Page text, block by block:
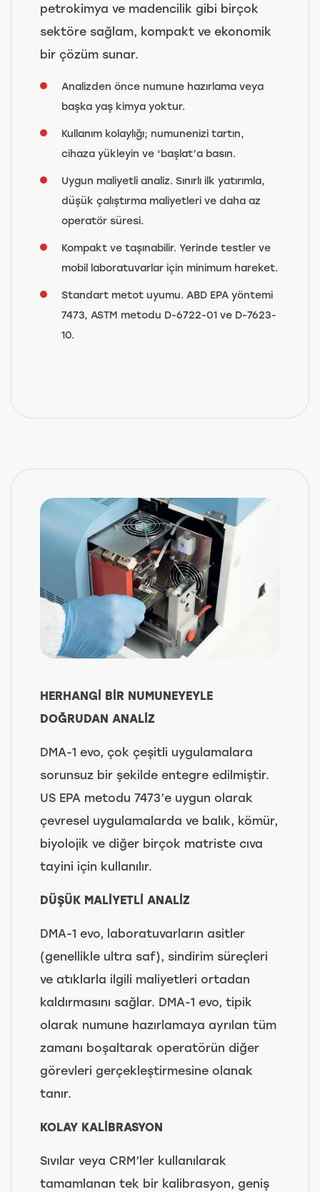
petrokimya ve madencilik gibi birçok
sektöre sağlam, kompakt ve ekonomik
bir çözüm sunar.
Analizden önce numune hazırlama veya
başka yaş kimya yoktur.
Kullanım kolaylığı; numunenizi tartın,
cihaza yükleyin ve ‘başlat’a basın.
Uygun maliyetli analiz. Sınırlı ilk yatırımla,
düşük çalıştırma maliyetleri ve daha az
operatör süresi.
Kompakt ve taşınabilir. Yerinde testler ve
mobil laboratuvarlar için minimum hareket.
Standart metot uyumu. ABD EPA yöntemi
7473, ASTM metodu D-6722-01 ve D-7623-
10.
HERHANGİ BİR NUMUNEYEYLE
DOĞRUDAN ANALİZ
DMA-1 evo, çok çeşitli uygulamalara
sorunsuz bir şekilde entegre edilmiştir.
US EPA metodu 7473’e uygun olarak
çevresel uygulamalarda ve balık, kömür,
biyolojik ve diğer birçok matriste cıva
tayini için kullanılır.
DÜŞÜK MALİYETLİ ANALİZ
DMA-1 evo, laboratuvarların asitler
(genellikle ultra saf), sindirim süreçleri
ve atıklarla ilgili maliyetleri ortadan
kaldırmasını sağlar. DMA-1 evo, tipik
olarak numune hazırlamaya ayrılan tüm
zamanı boşaltarak operatörün diğer
görevleri gerçekleştirmesine olanak
tanır.
KOLAY KALİBRASYON
Sıvılar veya CRM’ler kullanılarak
tamamlanan tek bir kalibrasyon, geniş